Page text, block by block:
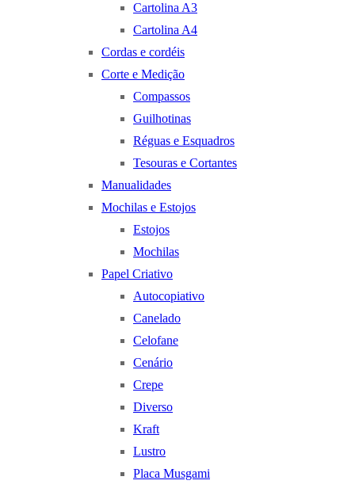
Cartolina A3
Cartolina A4
Cordas e cordéis
Corte e Medição
Compassos
Guilhotinas
Réguas e Esquadros
Tesouras e Cortantes
Manualidades
Mochilas e Estojos
Estojos
Mochilas
Papel Criativo
Autocopiativo
Canelado
Celofane
Cenário
Crepe
Diverso
Kraft
Lustro
Placa Musgami